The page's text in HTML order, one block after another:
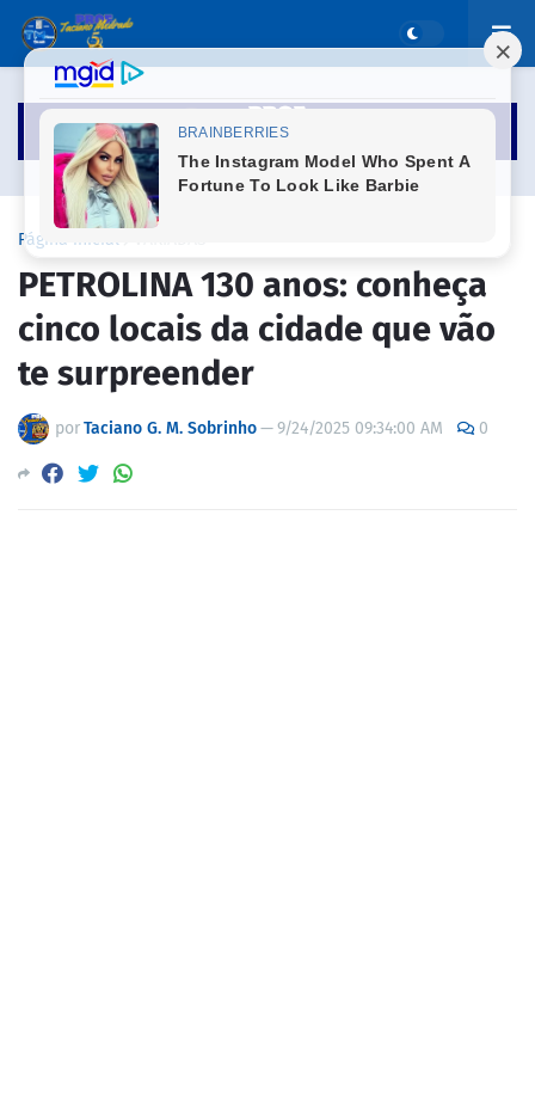
Página inicial
PETROLINA 130 anos: conheça
cinco locais da cidade que vão
te surpreender
porTaciano G. M. Sobrinho—9/24/2025 09:34:00 AM 0